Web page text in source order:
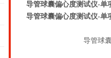
导管球囊偏心度测试仪-单
导管球囊偏心度测试仪-单
导管球